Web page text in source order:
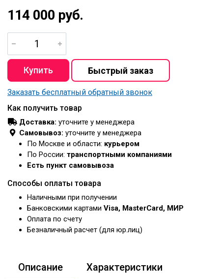
114 000 руб.
Заказать бесплатный обратный звонок
Как получить товар
Доставка: уточните у менеджера
Самовывоз: уточните у менеджера
По Москве и области: курьером
По России: транспортными компаниями
Есть пункт самовывоза
Способы оплаты товара
Наличными при получении
Банковскими картами Visa, MasterCard, МИР
Оплата по счету
Безналичный расчет (для юр.лиц)
Описание Характеристики